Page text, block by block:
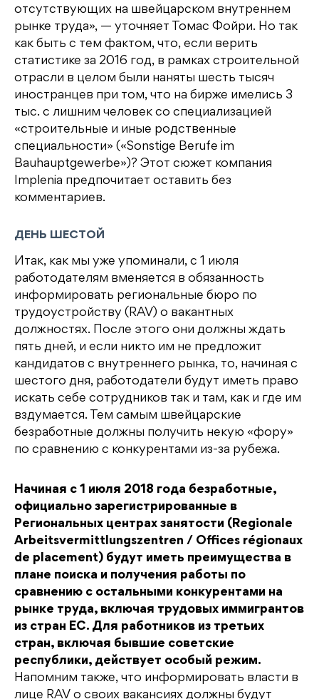
отсутствующих на швейцарском внутреннем
рынке труда», — уточняет Томас Фойри. Но так
как быть с тем фактом, что, если верить
статистике за 2016 год, в рамках строительной
отрасли в целом были наняты шесть тысяч
иностранцев при том, что на бирже имелись 3
тыс. с лишним человек со специализацией
«строительные и иные родственные
специальности» («Sonstige Berufe im
Bauhauptgewerbe»)? Этот сюжет компания
Implenia предпочитает оставить без
комментариев.
ДЕНЬ ШЕСТОЙ
Итак, как мы уже упоминали, с 1 июля
работодателям вменяется в обязанность
информировать региональные бюро по
трудоустройству (RAV) о вакантных
должностях. После этого они должны ждать
пять дней, и если никто им не предложит
кандидатов с внутреннего рынка, то, начиная с
шестого дня, работодатели будут иметь право
искать себе сотрудников так и там, как и где им
вздумается. Тем самым швейцарские
безработные должны получить некую «фору»
по сравнению с конкурентами из-за рубежа.
Начиная с 1 июля 2018 года безработные,
официально зарегистрированные в
Региональных центрах занятости (Regionale
Arbeitsvermittlungszentren / Offices régionaux
de placement) будут иметь преимущества в
плане поиска и получения работы по
сравнению с остальными конкурентами на
рынке труда, включая трудовых иммигрантов
из стран ЕС. Для работников из третьих
стран, включая бывшие советские
республики, действует особый режим.
Напомним также, что информировать власти в
лице RAV о своих вакансиях должны будут